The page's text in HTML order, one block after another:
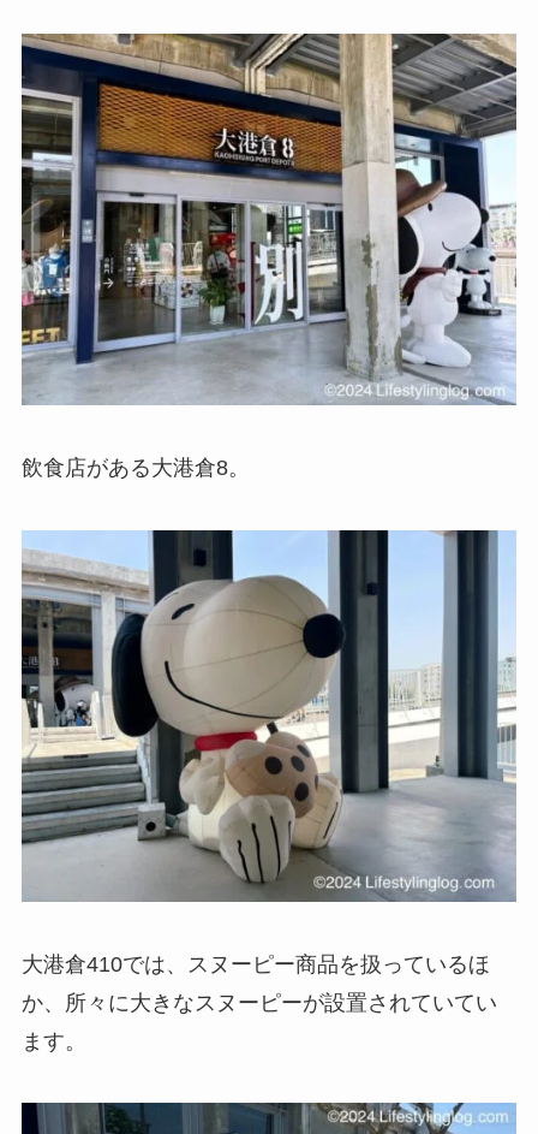
飲食店がある大港倉8。
大港倉410では、スヌーピー商品を扱っているほ
か、所々に大きなスヌーピーが設置されていてい
ます。